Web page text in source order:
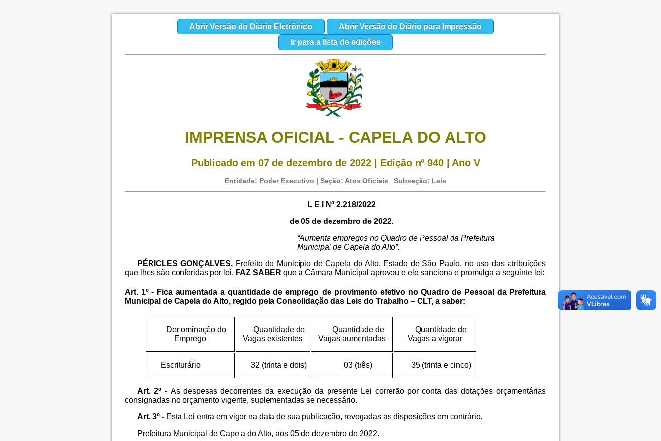
Abrir Versão do Diário Eletrônico
Abrir Versão do Diário para Impressão
Ir para a lista de edições
IMPRENSA OFICIAL - CAPELA DO ALTO
Publicado em 07 de dezembro de 2022 | Edição nº 940 | Ano V
Entidade: Poder Executivo | Seção: Atos Oficiais | Subseção: Leis
L E I Nº 2.218/2022
de 05 de dezembro de 2022.
“Aumenta empregos no Quadro de Pessoal da Prefeitura
Municipal de Capela do Alto”.
PÉRICLES GONÇALVES, Prefeito do Município de Capela do Alto, Estado de São Paulo, no uso das atribuições
que lhes são conferidas por lei, FAZ SABERque a Câmara Municipal aprovou e ele sanciona e promulga a seguinte lei:
Art. 1º - Fica aumentada a quantidade de emprego de provimento efetivo no Quadro de Pessoal da Prefeitura
Municipal de Capela do Alto, regido pela Consolidação das Leis do Trabalho – CLT, a saber:
Denominação do
Emprego
Quantidade de
Vagas existentes
Quantidade de
Vagas aumentadas
Quantidade de
Vagas a vigorar
Escriturário 32 (trinta e dois) 03 (três) 35 (trinta e cinco)
Art. 2º - As despesas decorrentes da execução da presente Lei correrão por conta das dotações orçamentárias
consignadas no orçamento vigente, suplementadas se necessário.
Art. 3º - Esta Lei entra em vigor na data de sua publicação, revogadas as disposições em contrário.
Prefeitura Municipal de Capela do Alto, aos 05 de dezembro de 2022.